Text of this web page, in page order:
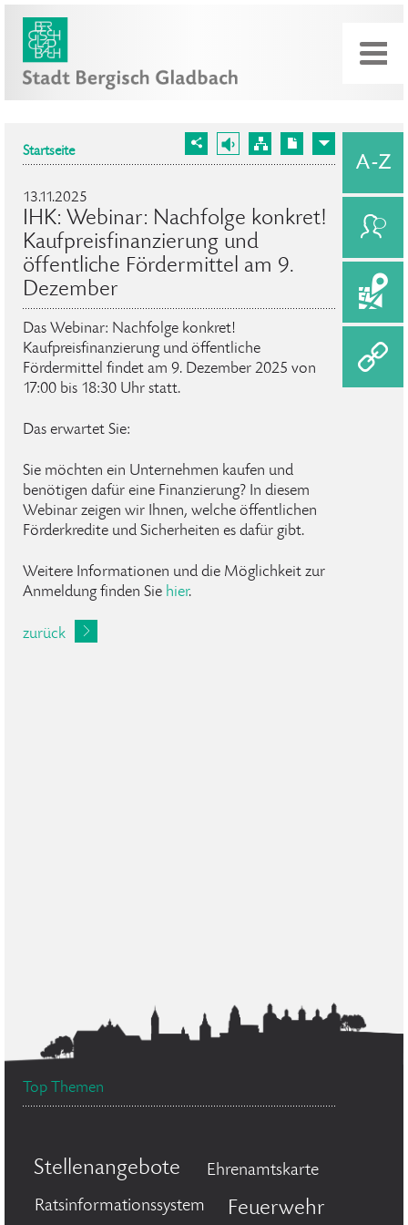
Startseite
13.11.2025
IHK: Webinar: Nachfolge konkret!
Kaufpreisfinanzierung und
öffentliche Fördermittel am 9.
Dezember
Das Webinar: Nachfolge konkret!
Kaufpreisfinanzierung und öffentliche
Fördermittel findet am 9. Dezember 2025 von
17:00 bis 18:30 Uhr statt.
Das erwartet Sie:
Sie möchten ein Unternehmen kaufen und
benötigen dafür eine Finanzierung? In diesem
Webinar zeigen wir Ihnen, welche öffentlichen
Förderkredite und Sicherheiten es dafür gibt.
Weitere Informationen und die Möglichkeit zur
Anmeldung finden Sie hier.
zurück
Top Themen
Stellenangebote
Ehrenamtskarte
Ratsinformationssystem
Feuerwehr